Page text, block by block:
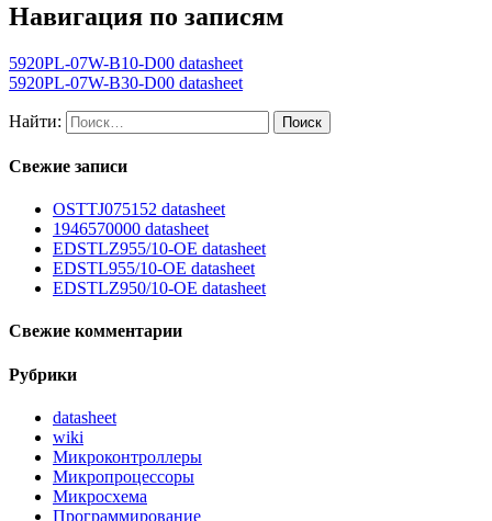
Навигация по записям
5920PL-07W-B10-D00 datasheet
5920PL-07W-B30-D00 datasheet
Найти:
Свежие записи
OSTTJ075152 datasheet
1946570000 datasheet
EDSTLZ955/10-OE datasheet
EDSTL955/10-OE datasheet
EDSTLZ950/10-OE datasheet
Свежие комментарии
Рубрики
datasheet
wiki
Микроконтроллеры
Микропроцессоры
Микросхема
Программирование